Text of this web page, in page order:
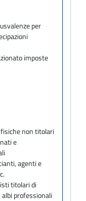
per
imposte
non titolari
e
agenti e
titolari di
professionali